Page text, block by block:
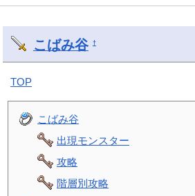
こばみ谷 †
TOP
こばみ谷
出現モンスター
攻略
階層別攻略